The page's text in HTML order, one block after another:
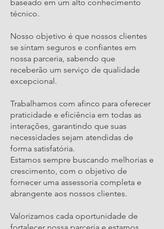
baseado em um alto conhecimento
técnico.
Nosso objetivo é que nossos clientes
se sintam seguros e confiantes em
nossa parceria, sabendo que
receberão um serviço de qualidade
excepcional.
Trabalhamos com afinco para oferecer
praticidade e eficiência em todas as
interações, garantindo que suas
necessidades sejam atendidas de
forma satisfatória.
Estamos sempre buscando melhorias e
crescimento, com o objetivo de
fornecer uma assessoria completa e
abrangente aos nossos clientes.
Valorizamos cada oportunidade de